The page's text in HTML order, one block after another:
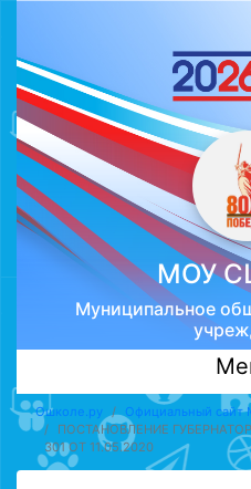
МОУ
Муниципальное
Ошколе.ру Официальный
ПОСТАНОВЛЕНИЕ
301 ОТ 11.05.2020